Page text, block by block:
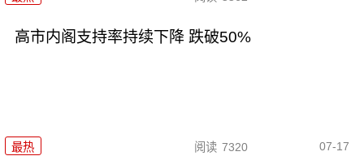
高市内阁支持率持续下降 跌破50%
最热 阅读 7320 07-17